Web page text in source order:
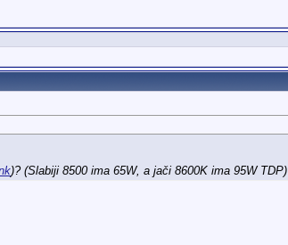
)? (Slabiji 8500 ima 65W, a jači 8600K ima 95W TDP)